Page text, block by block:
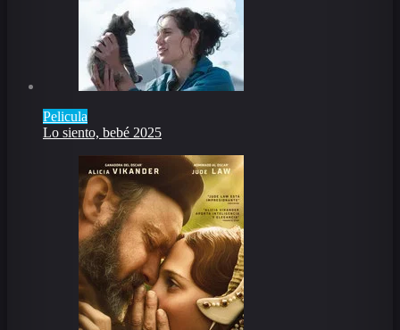
Pelicula
Lo siento, bebé 2025